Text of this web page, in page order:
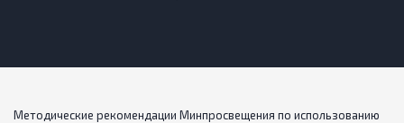
Методические рекомендации Минпросвещения по использованию